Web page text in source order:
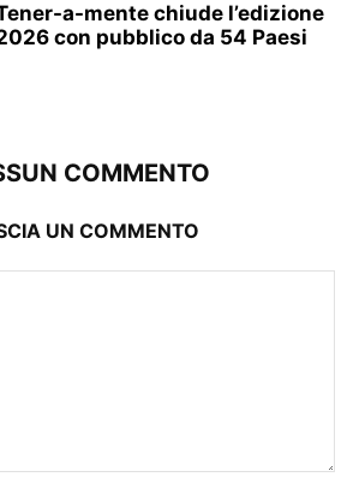
a-mente chiude l’edizione
con pubblico da 54 Paesi
COMMENTO
UN COMMENTO